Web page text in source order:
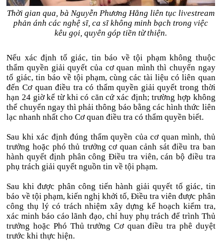
Thời gian qua, bà Nguyễn Phương Hằng liên tục livestream
phản ánh các nghệ sĩ, ca sĩ không minh bạch trong việc
kêu gọi, quyên góp tiền từ thiện.
Nếu xác định tố giác, tin báo về tội phạm không thuộc
thẩm quyền giải quyết của cơ quan mình thì chuyển ngay
tố giác, tin báo về tội phạm, cùng các tài liệu có liên quan
đến Cơ quan điều tra có thẩm quyền giải quyết trong thời
hạn 24 giờ kể từ khi có căn cứ xác định; trường hợp không
thể chuyển ngay thì phải thông báo bằng các hình thức liên
lạc nhanh nhất cho Cơ quan điều tra có thẩm quyền biết.
Sau khi xác định đúng thẩm quyền của cơ quan mình, thủ
trưởng hoặc phó thủ trưởng cơ quan cảnh sát điều tra ban
hành quyết định phân công Điều tra viên, cán bộ điều tra
phụ trách giải quyết nguồn tin về tội phạm.
Sau khi được phân công tiến hành giải quyết tố giác, tin
báo về tội phạm, kiến nghị khởi tố, Điều tra viên được phân
công thụ lý có trách nhiệm xây dựng kế hoạch kiểm tra,
xác minh báo cáo lãnh đạo, chỉ huy phụ trách để trình Thủ
trưởng hoặc Phó Thủ trưởng Cơ quan điều tra phê duyệt
trước khi thực hiện.